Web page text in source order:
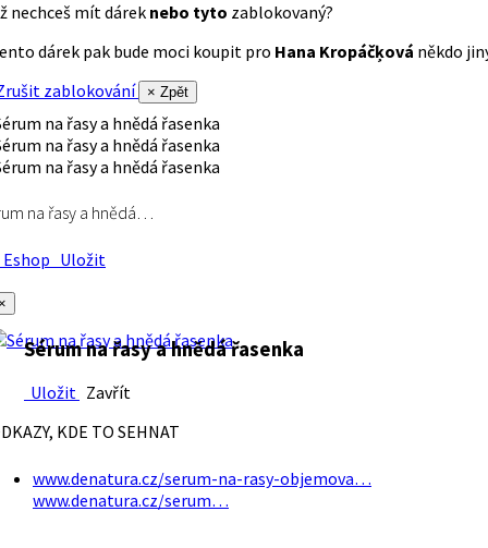
nechceš mít dárek nebo tyto zablokovaný?
dárek pak bude moci koupit pro Hana Kropáčķová někdo
zablokování
× Zpět
na řasy a hnědá…
Uložit
Sérum na řasy a hnědá řasenka
Uložit Zavřít
KDE TO SEHNAT
www.denatura.cz/serum-na-rasy-objemova…
www.denatura.cz/serum…